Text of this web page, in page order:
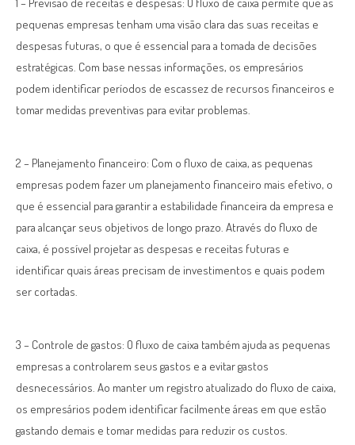
pequenas empresas tenham uma visão clara das suas receitas e
despesas futuras, o que é essencial para a tomada de decisões
estratégicas. Com base nessas informações, os empresários
podem identificar períodos de escassez de recursos financeiros e
tomar medidas preventivas para evitar problemas.
2 – Planejamento financeiro: Com o fluxo de caixa, as pequenas
empresas podem fazer um planejamento financeiro mais efetivo, o
que é essencial para garantir a estabilidade financeira da empresa e
para alcançar seus objetivos de longo prazo. Através do fluxo de
caixa, é possível projetar as despesas e receitas futuras e
identificar quais áreas precisam de investimentos e quais podem
ser cortadas.
3 – Controle de gastos: O fluxo de caixa também ajuda as pequenas
empresas a controlarem seus gastos e a evitar gastos
desnecessários. Ao manter um registro atualizado do fluxo de caixa,
os empresários podem identificar facilmente áreas em que estão
gastando demais e tomar medidas para reduzir os custos.